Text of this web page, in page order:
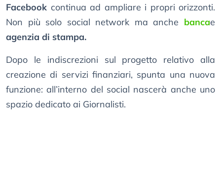
Facebook continua ad ampliare i propri orizzonti.
Non più solo social network ma anche bancae
agenzia di stampa.
Dopo le indiscrezioni sul progetto relativo alla
creazione di servizi finanziari, spunta una nuova
funzione: all’interno del social nascerà anche uno
spazio dedicato ai Giornalisti.